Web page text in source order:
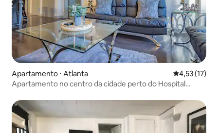
Apartamento ⋅ Atlanta 4,53 de uma
4,53 (17)
Apartamento no centro da cidade perto do Hospital